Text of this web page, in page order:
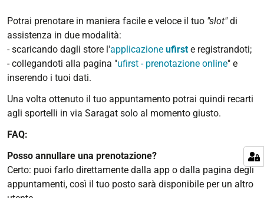
Potrai prenotare in maniera facile e veloce il tuo "slot"di
assistenza in due modalità:
- scaricando dagli store l'applicazione ufirst e registrandoti;
- collegandoti alla pagina "ufirst - prenotazione online" e
inserendo i tuoi dati.
Una volta ottenuto il tuo appuntamento potrai quindi recarti
agli sportelli in via Saragat solo al momento giusto.
FAQ:
Posso annullare una prenotazione?
Certo: puoi farlo direttamente dalla app o dalla pagina degli
appuntamenti, così il tuo posto sarà disponibile per un altro